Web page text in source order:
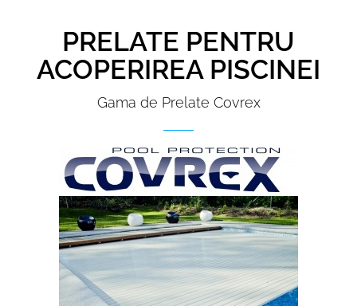
PRELATE PENTRU
ACOPERIREA PISCINEI
Gama de Prelate Covrex